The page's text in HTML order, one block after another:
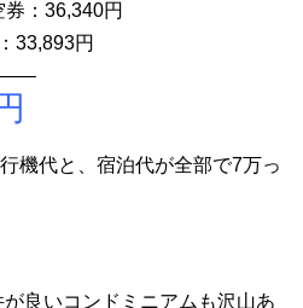
：36,340円
33,893円
機代と、宿泊代が全部で7万っ
良いコンドミニアムも沢山あ